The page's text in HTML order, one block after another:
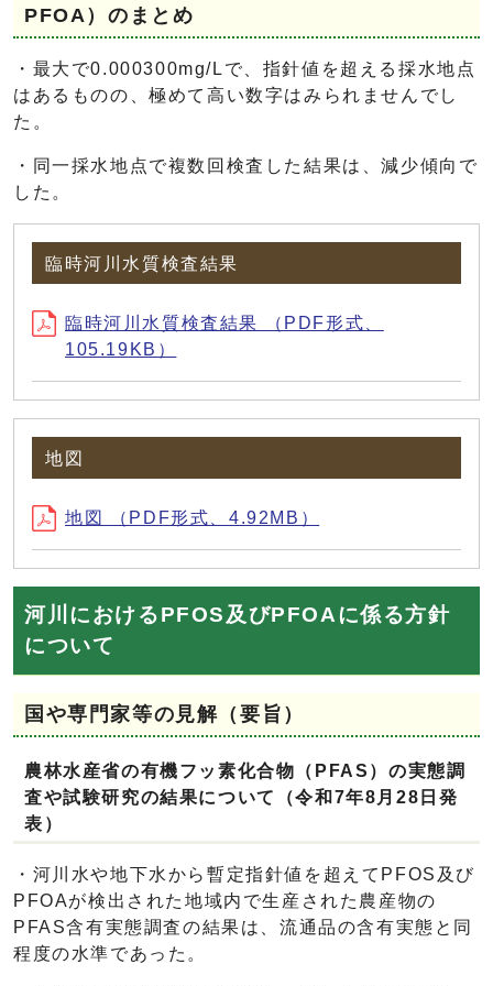
PFOA）のまとめ
・最大で0.000300mg/Lで、指針値を超える採水地点
はあるものの、極めて高い数字はみられませんでし
た。
・同一採水地点で複数回検査した結果は、減少傾向で
した。
臨時河川水質検査結果
臨時河川水質検査結果 （PDF形式、
105.19KB）
地図
地図 （PDF形式、4.92MB）
河川におけるPFOS及びPFOAに係る方針
について
国や専門家等の見解（要旨）
農林水産省の有機フッ素化合物（PFAS）の実態調
査や試験研究の結果について（令和7年8月28日発
表）
・河川水や地下水から暫定指針値を超えてPFOS及び
PFOAが検出された地域内で生産された農産物の
PFAS含有実態調査の結果は、流通品の含有実態と同
程度の水準であった。